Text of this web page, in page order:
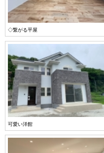
◇繋がる平屋
可愛い洋館